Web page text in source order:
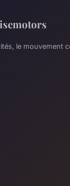
le mouvement